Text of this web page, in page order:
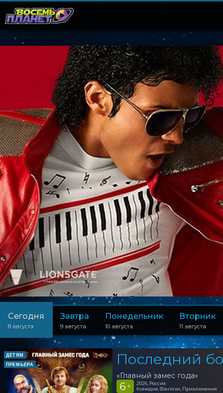
Сегодня
8 августа
Завтра
9 августа
Понедельник
10 августа
Вторник
11 августа
ДЕТЯМ
ПРЕМЬЕРА
Последний
«Главный замес года»
6 +
2026, Россия
Комедия, Фэнтези, Приключения